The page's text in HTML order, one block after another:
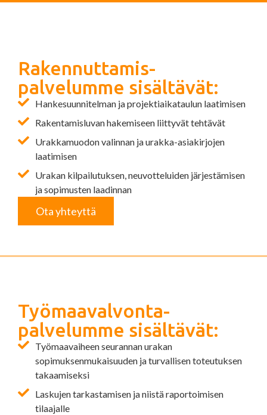
Rakennuttamis­
palvelumme sisältävät:
Hankesuunnitelman ja projektiaikataulun laatimisen
Rakentamisluvan hakemiseen liittyvät tehtävät
Urakkamuodon valinnan ja urakka-asiakirjojen
laatimisen
Urakan kilpailutuksen, neuvotteluiden järjestämisen
ja sopimusten laadinnan
Ota yhteyttä
Työmaavalvonta­
palvelumme sisältävät:
Työmaavaiheen seurannan urakan
sopimuksenmukaisuuden ja turvallisen toteutuksen
takaamiseksi
Laskujen tarkastamisen ja niistä raportoimisen
tilaajalle